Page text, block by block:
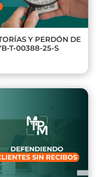
Y PERDÓN DE
T-00388-25-S